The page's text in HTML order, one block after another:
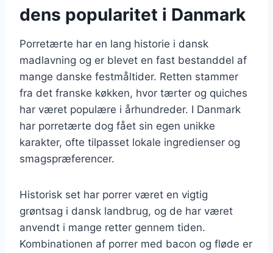
dens popularitet i Danmark
Porretærte har en lang historie i dansk
madlavning og er blevet en fast bestanddel af
mange danske festmåltider. Retten stammer
fra det franske køkken, hvor tærter og quiches
har været populære i århundreder. I Danmark
har porretærte dog fået sin egen unikke
karakter, ofte tilpasset lokale ingredienser og
smagspræferencer.
Historisk set har porrer været en vigtig
grøntsag i dansk landbrug, og de har været
anvendt i mange retter gennem tiden.
Kombinationen af porrer med bacon og fløde er